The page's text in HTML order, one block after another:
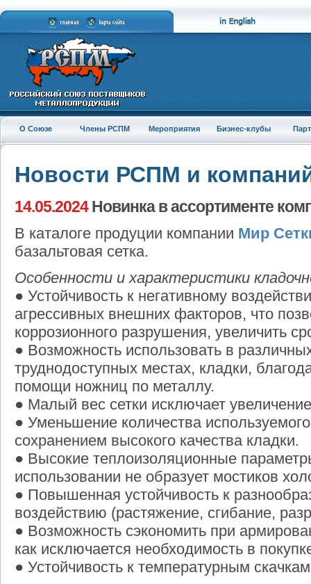
О Союзе Члены РСПМ Мероприятия Бизнес-клубы
Новости РСПМ и
14.05.2024Новинка в ассортименте
В каталоге продуции компании Мир
базальтовая сетка.
Особенности и характеристики
● Устойчивость к негативному
агрессивных внешних факторов, что
коррозионного разрушения, увеличить
● Возможность использовать в
труднодоступных местах, кладки,
помощи ножниц по металлу.
● Малый вес сетки исключает
● Уменьшение количества
сохранением высокого качества кладки.
● Высокие теплоизоляционные
использовании не образует мостиков
● Повышенная устойчивость к
воздействию (растяжение, сгибание,
● Возможность сэкономить при
как исключается необходимость в
● Устойчивость к температурным